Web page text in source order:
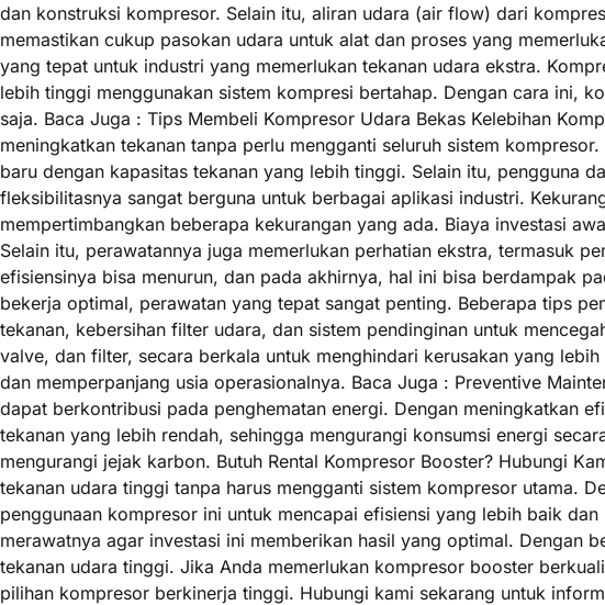
dan konstruksi kompresor. Selain itu, aliran udara (air flow) dari
memastikan cukup pasokan udara untuk alat dan proses yang
yang tepat untuk industri yang memerlukan tekanan udara ekstra.
lebih tinggi menggunakan sistem kompresi bertahap. Dengan cara ini,
saja. Baca Juga : Tips Membeli Kompresor Udara Bekas Kelebihan
meningkatkan tekanan tanpa perlu mengganti seluruh sistem
baru dengan kapasitas tekanan yang lebih tinggi. Selain itu, pengguna
fleksibilitasnya sangat berguna untuk berbagai aplikasi industri.
mempertimbangkan beberapa kekurangan yang ada. Biaya investasi
Selain itu, perawatannya juga memerlukan perhatian ekstra, termasuk
efisiensinya bisa menurun, dan pada akhirnya, hal ini bisa berdampak
bekerja optimal, perawatan yang tepat sangat penting. Beberapa tips
tekanan, kebersihan filter udara, dan sistem pendinginan untuk
valve, dan filter, secara berkala untuk menghindari kerusakan yang
dan memperpanjang usia operasionalnya. Baca Juga : Preventive
dapat berkontribusi pada penghematan energi. Dengan meningkatkan
tekanan yang lebih rendah, sehingga mengurangi konsumsi energi
mengurangi jejak karbon. Butuh Rental Kompresor Booster? Hubungi
tekanan udara tinggi tanpa harus mengganti sistem kompresor utama.
penggunaan kompresor ini untuk mencapai efisiensi yang lebih baik
merawatnya agar investasi ini memberikan hasil yang optimal. Dengan
tekanan udara tinggi. Jika Anda memerlukan kompresor booster
pilihan kompresor berkinerja tinggi. Hubungi kami sekarang untuk